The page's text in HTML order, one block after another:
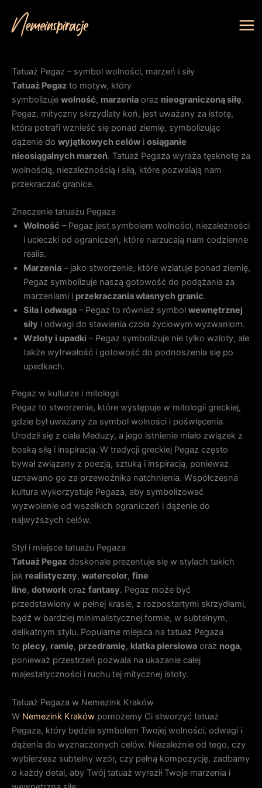
treści
Tatuaż Pegaz – symbol wolności, marzeń i siły
Tatuaż Pegaz to motyw, który
symbolizuje wolność, marzenia oraz nieograniczoną siłę.
Pegaz, mityczny skrzydlaty koń, jest uważany za istotę,
która potrafi wznieść się ponad ziemię, symbolizując
dążenie do wyjątkowych celów i osiąganie
nieosiągalnych marzeń. Tatuaż Pegaza wyraża tęsknotę za
wolnością, niezależnością i siłą, które pozwalają nam
przekraczać granice.
Znaczenie tatuażu Pegaza
Wolność – Pegaz jest symbolem wolności, niezależności
i ucieczki od ograniczeń, które narzucają nam codzienne
realia.
Marzenia – jako stworzenie, które wzlatuje ponad ziemię,
Pegaz symbolizuje naszą gotowość do podążania za
marzeniami i przekraczania własnych granic.
Siła i odwaga – Pegaz to również symbol wewnętrznej
siły i odwagi do stawienia czoła życiowym wyzwaniom.
Wzloty i upadki – Pegaz symbolizuje nie tylko wzloty, ale
także wytrwałość i gotowość do podnoszenia się po
upadkach.
Pegaz w kulturze i mitologii
Pegaz to stworzenie, które występuje w mitologii greckiej,
gdzie był uważany za symbol wolności i poświęcenia.
Urodził się z ciała Meduzy, a jego istnienie miało związek z
boską siłą i inspiracją. W tradycji greckiej Pegaz często
bywał związany z poezją, sztuką i inspiracją, ponieważ
uznawano go za przewoźnika natchnienia. Współczesna
kultura wykorzystuje Pegaza, aby symbolizować
wyzwolenie od wszelkich ograniczeń i dążenie do
najwyższych celów.
Styl i miejsce tatuażu Pegaza
Tatuaż Pegaz doskonale prezentuje się w stylach takich
jak realistyczny, watercolor, fine
line, dotwork oraz fantasy. Pegaz może być
przedstawiony w pełnej krasie, z rozpostartymi skrzydłami,
bądź w bardziej minimalistycznej formie, w subtelnym,
delikatnym stylu. Popularne miejsca na tatuaż Pegaza
to plecy, ramię, przedramię, klatka piersiowa oraz noga,
ponieważ przestrzeń pozwala na ukazanie całej
majestatyczności i ruchu tej mitycznej istoty.
Tatuaż Pegaza w Nemezink Kraków
W Nemezink Kraków pomożemy Ci stworzyć tatuaż
Pegaza, który będzie symbolem Twojej wolności, odwagi i
dążenia do wyznaczonych celów. Niezależnie od tego, czy
wybierzesz subtelny wzór, czy pełną kompozycję, zadbamy
o każdy detal, aby Twój tatuaż wyraził Twoje marzenia i